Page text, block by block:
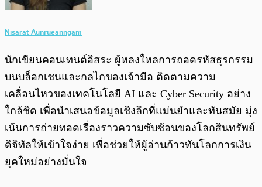
Nisarat Aunrueanngam
นักเขียนคอนเทนต์อิสระ ผู้หลงใหลการถอดรหัสธุรกรรม
บนบล็อกเชนและกลไกของเจ้ามือ ติดตามความ
เคลื่อนไหวของเทคโนโลยี AI และ Cyber Security อย่าง
ใกล้ชิด เพื่อนำเสนอข้อมูลเชิงลึกที่แม่นยำและทันสมัย มุ่ง
เน้นการถ่ายทอดเรื่องราวความซับซ้อนของโลกสินทรัพย์
ดิจิทัลให้เข้าใจง่าย เพื่อช่วยให้ผู้อ่านก้าวทันโลกการเงิน
ยุคใหม่อย่างมั่นใจ